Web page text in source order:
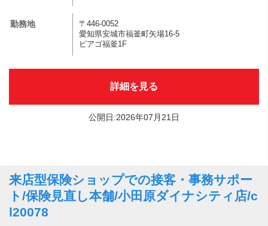
勤務地
〒446-0052
愛知県安城市福釜町矢場16-5
ピアゴ福釜1F
詳細を見る
公開日:2026年07月21日
来店型保険ショップでの接客・事務サポー
ト/保険見直し本舗/小田原ダイナシティ店/c
l20078